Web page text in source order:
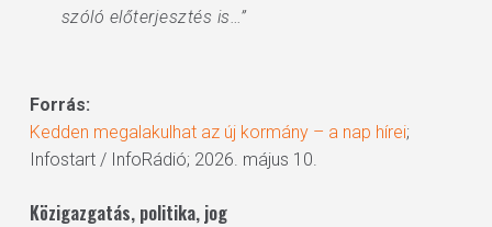
szóló előterjesztés is…”
Forrás:
Kedden megalakulhat az új kormány – a nap hírei;
Infostart / InfoRádió; 2026. május 10.
Közigazgatás, politika, jog